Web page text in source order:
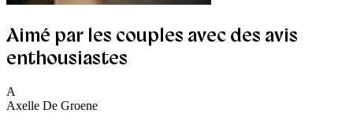
Aimé par les couples avec des avis
enthousiastes
A
Axelle De Groene